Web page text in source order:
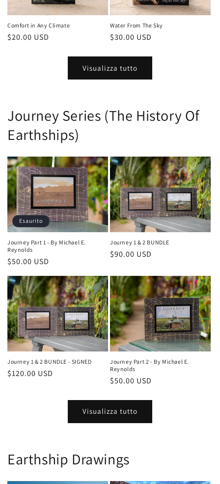
Comfort in Any Climate
Prezzo
$20.00 USD
Water From The Sky
Prezzo
$30.00 USD
Visualizza tutto
Journey Series (The History Of
Earthships)
Esaurito
Journey Part 1 - By Michael E.
Reynolds
Prezzo
listino
$50.00 USD
Journey 1 & 2 BUNDLE
Prezzo
listino
$90.00 USD
Journey 1 & 2 BUNDLE - SIGNED
Prezzo
$120.00 USD
Journey Part 2 - By Michael E.
Reynolds
Prezzo
$50.00 USD
Visualizza tutto
Earthship Drawings